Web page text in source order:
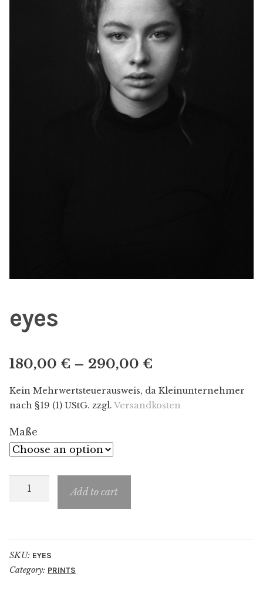
Widerrufsbelehrung
eyes
180,00 € – 290,00 €
Kein Mehrwertsteuerausweis, da Kleinunternehmer
nach §19 (1) UStG. zzgl. Versandkosten
Maße
eyes
Add to cart
SKU: EYES
Category: PRINTS